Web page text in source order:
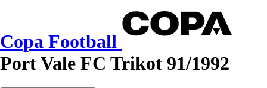
Copa Football
Port Vale FC Trikot 91/1992